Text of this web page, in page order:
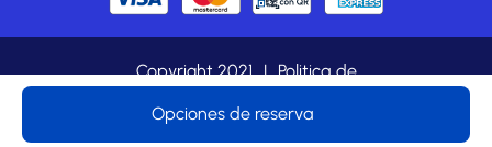
Opciones de reserva
Copyright 2021 | Politica de
registrada de TROPICAL TOURS LTDA